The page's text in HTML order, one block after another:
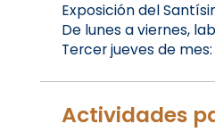
Exposición del
De lunes a viernes,
Tercer jueves de
Actividades